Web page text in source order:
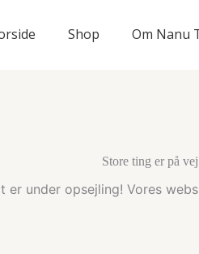
Shop Om Nanu
Store ting er på
er under opsejling! Vores